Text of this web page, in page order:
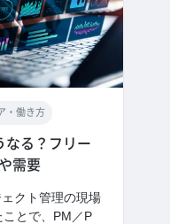
・働き方
なる？フリー
需要
クト管理の現場
とで、PM／P